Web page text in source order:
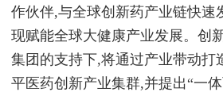
作伙伴,与全球创新药产业链快速
现赋能全球大健康产业发展。创
集团的支持下,将通过产业带动打
平医药创新产业集群,并提出“一体